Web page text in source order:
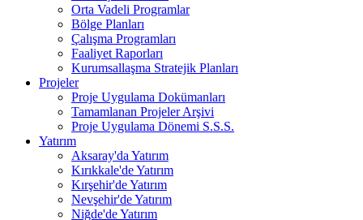
Orta Vadeli Programlar
Bölge Planları
Çalışma Programları
Faaliyet Raporları
Kurumsallaşma Stratejik Planları
Projeler
Proje Uygulama Dokümanları
Tamamlanan Projeler Arşivi
Proje Uygulama Dönemi S.S.S.
Yatırım
Aksaray'da Yatırım
Kırıkkale'de Yatırım
Kırşehir'de Yatırım
Nevşehir'de Yatırım
Niğde'de Yatırım